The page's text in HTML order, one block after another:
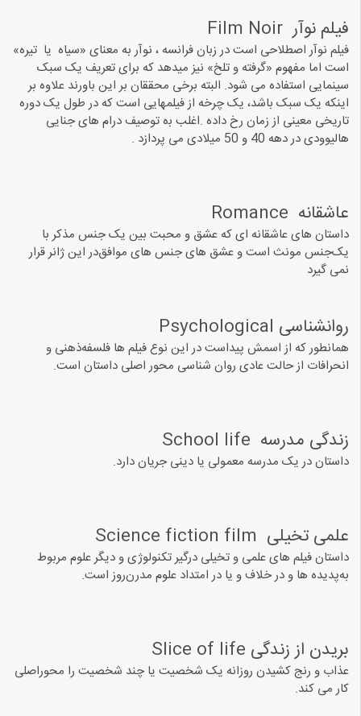
ﻓﯿﻠﻢ ﻧﻮﺁﺭ ‏ Film Noir
فیلم نوآر اصطلاحی است در زبان فرانسه ، نوآر به معنای «سیاه یا تیره»
است اما مفهوم «گرفته و تلخ» نیز میدهد که برای تعریف یک سبک
سینمایی استفاده می شود. البته برخی محققان بر این باورند علاوه بر
اینکه یک سبک باشد، یک چرخه از فیلمهایی است که در طول یک دوره
تاریخی معینی از زمان رخ داده .ﺍغلب ﺑه ﺗﻮﺻﯿﻒ ﺩﺭﺍﻡ ﻫﺎﯼ ﺟﻨﺎﯾﯽ
ﻫﺎﻟﯿﻮﻭﺩﯼ در دهه 40 و 50 میلادی می پردازد .
ﻋﺎﺷﻘﺎﻧﻪ ‏ Romance‏
ﺩﺍﺳﺘﺎﻥ ﻫﺎﯼ ﻋﺎﺷﻘﺎﻧﻪ ای ﮐﻪ ﻋﺸﻖ ﻭ ﻣﺤﺒﺖ ﺑﯿﻦ ﯾﮏ ﺟﻨﺲ ﻣﺬﮐﺮ ﺑﺎ
ﯾﮏﺟﻨﺲ ﻣﻮﻧﺚ ﺍﺳﺖ ﻭ ﻋﺸﻖ ﻫﺎﯼ ﺟﻨﺲ ﻫﺎﯼ ﻣﻮﺍﻓﻖﺩﺭ ﺍﯾﻦ ﮊﺍﻧﺮ قرار
نمی گیرد
ﺭﻭﺍﻧﺸﻨﺎﺳﯽ Psychological
همانطور که از اسمش پیداست در این نوع فیلم ها ﻓﻠﺴﻔﻪﺫﻫﻨﯽ ﻭ
ﺍﻧﺤﺮﺍﻓﺎﺕ ﺍﺯ ﺣﺎﻟﺖ ﻋﺎﺩﯼ ﺭﻭﺍﻥ ﺷﻨﺎﺳﯽ ﻣﺤﻮﺭ ﺍﺻﻠﯽ ﺩﺍﺳﺘﺎﻥ ﺍﺳﺖ.
ﺯﻧﺪﮔﯽ ﻣﺪﺭﺳﻪ ‏ School life
ﺩﺍﺳﺘﺎﻥ ﺩﺭ ﯾﮏ ﻣﺪﺭﺳﻪ معمولی یا دینی ﺟﺮﯾﺎﻥ ﺩﺍﺭﺩ.
ﻋﻠﻤﯽ ﺗﺨﯿﻠﯽ ‏ Science fiction film
ﺩﺍﺳﺘﺎﻥ فیلم های علمی و تخیلی ﺩﺭﮔﯿﺮ ﺗﮑﻨﻮﻟﻮﮊﯼ ﻭ ﺩﯾﮕﺮ ﻋﻠﻮﻡ ﻣﺮﺑﻮﻁ
ﺑﻪﭘﺪﯾﺪﻩ ﻫﺎ ﻭ ﺩﺭ ﺧﻼﻑ ﻭ ﯾﺎ ﺩﺭ ﺍﻣﺘﺪﺍﺩ ﻋﻠﻮﻡ ﻣﺪﺭﻥﺭﻭﺯ ﺍﺳﺖ.
ﺑﺮﯾﺪﻥ ﺍﺯ ﺯﻧﺪﮔﯽ Slice of life‏
ﻋﺬﺍﺏ ﻭ ﺭﻧﺞ کشیدن ﺭﻭﺯﺍﻧﻪ ﯾﮏ شخصیت ﯾﺎ ﭼﻨﺪ ﺷﺨﺼﯿﺖ ﺭﺍ محوراصلی
کار می کند.